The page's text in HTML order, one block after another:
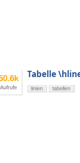
Aufrufe
Tabelle
linien tabellen